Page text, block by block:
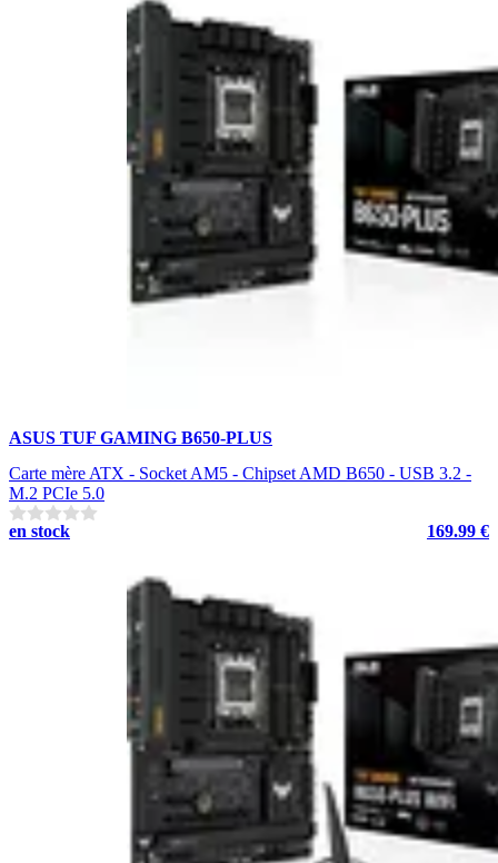
ASUS TUF GAMING B650-PLUS
Carte mère ATX - Socket AM5 - Chipset AMD B650 - USB 3.2 -
M.2 PCIe 5.0
en stock
169.99 €